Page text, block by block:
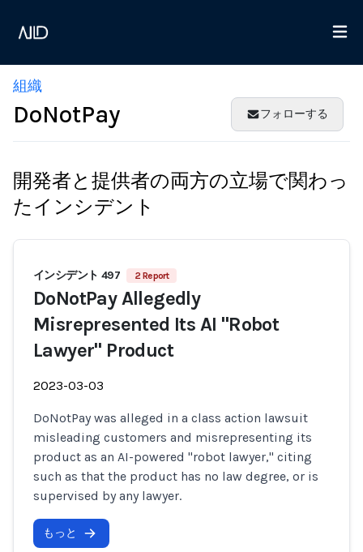
組織
DoNotPay フォローする
開発者と提供者の両方の立場で関わっ
たインシデント
インシデント 497 2 Report
DoNotPay Allegedly
Misrepresented Its AI "Robot
Lawyer" Product
2023-03-03
DoNotPay was alleged in a class action lawsuit
misleading customers and misrepresenting its
product as an AI-powered "robot lawyer," citing
such as that the product has no law degree, or is
supervised by any lawyer.
もっと